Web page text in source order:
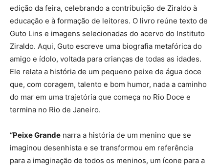
edição da feira, celebrando a contribuição de Ziraldo à
educação e à formação de leitores. O livro reúne texto de
Guto Lins e imagens selecionadas do acervo do Instituto
Ziraldo. Aqui, Guto escreve uma biografia metafórica do
amigo e ídolo, voltada para crianças de todas as idades.
Ele relata a história de um pequeno peixe de água doce
que, com coragem, talento e bom humor, nada a caminho
do mar em uma trajetória que começa no Rio Doce e
termina no Rio de Janeiro.
“Peixe Grande narra a história de um menino que se
imaginou desenhista e se transformou em referência
para a imaginação de todos os meninos, um ícone para a